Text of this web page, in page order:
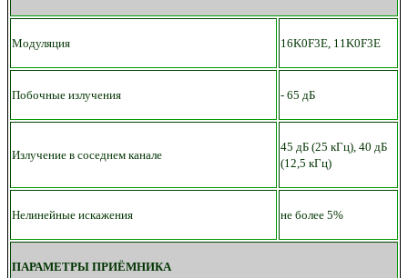
Модуляция 16K0F3E, 11K0F3E
Побочные излучения - 65 дБ
Излучение в соседнем канале
45 дБ (25 кГц), 40 дБ
(12,5 кГц)
Нелинейные искажения не более 5%
ПАРАМЕТРЫ ПРИЁМНИКА